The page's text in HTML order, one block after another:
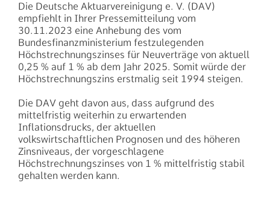
Wissenswertes
Kontakt
Suche
nach:
Die Deutsche Aktuarvereinigung e. V. (DAV)
empfiehlt in Ihrer Pressemitteilung vom
30.11.2023 eine Anhebung des vom
Bundesfinanzministerium festzulegenden
Höchstrechnungszinses für Neuverträge von aktuell
0,25 % auf 1 % ab dem Jahr 2025. Somit würde der
Höchstrechnungszins erstmalig seit 1994 steigen.
Die DAV geht davon aus, dass aufgrund des
mittelfristig weiterhin zu erwartenden
Inflationsdrucks, der aktuellen
volkswirtschaftlichen Prognosen und des höheren
Zinsniveaus, der vorgeschlagene
Höchstrechnungszinses von 1 % mittelfristig stabil
gehalten werden kann.